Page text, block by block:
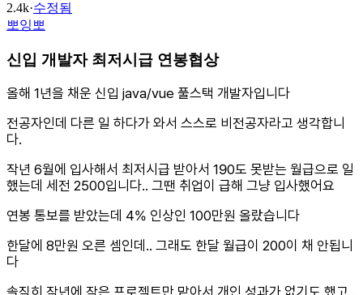
2.4k·수정됨
뽀잉뽀
신입 개발자 최저시급 연봉협상
올해 1년을 채운 신입 java/vue 풀스택 개발자입니다
전공자인데 다른 일 하다가 와서 스스로 비전공자라고 생각합니
다.
작년 6월에 입사해서 최저시급 받아서 190도 못받는 월급으로 일
했는데 세전 2500입니다.. 그땐 취업이 급해 그냥 입사했어요
연봉 통보를 받았는데 4% 인상인 100만원 올랐습니다
한달에 8만원 오른 셈인데.. 그래도 한달 월급이 200이 채 안됩니
다